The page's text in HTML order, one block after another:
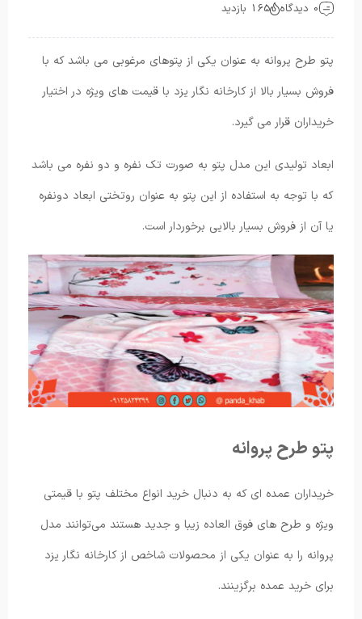
0 دیدگاه
165 بازدید
پتو طرح پروانه به عنوان یکی از پتوهای مرغوبی می باشد که با
فروش بسیار بالا از کارخانه نگار یزد با قیمت های ویژه در اختیار
خریداران قرار می گیرد.
ابعاد تولیدی این مدل پتو به صورت تک نفره و دو نفره می باشد
که با توجه به استفاده از این پتو به عنوان روتختی ابعاد دونفره
یا آن از فروش بسیار بالایی برخوردار است.
پتو طرح پروانه
خریداران عمده ای که به دنبال خرید انواع مختلف پتو با قیمتی
ویژه و طرح های فوق العاده زیبا و جدید هستند می‌توانند مدل
پروانه را به عنوان یکی از محصولات شاخص از کارخانه نگار یزد
برای خرید عمده برگزینند.